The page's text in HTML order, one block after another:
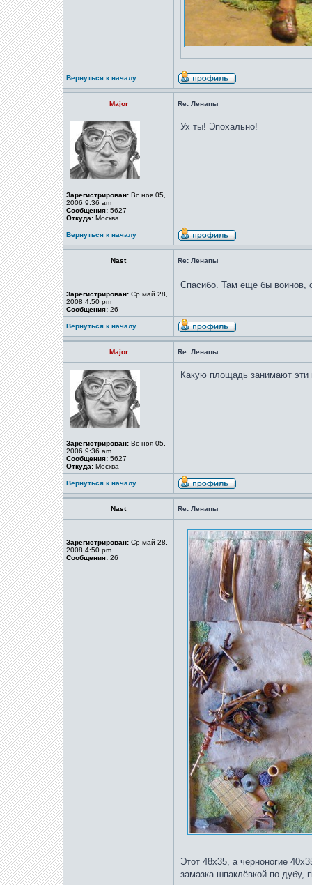
Вернуться к началу
Major Re: Ленапы
Зарегистрирован: Вс ноя 05,
2006 9:36 am
Сообщения: 5627
Откуда: Москва
Ух ты! Эпохально!
Вернуться к началу
Nast Re: Ленапы
Зарегистрирован: Ср май 28,
2008 4:50 pm
Сообщения: 26
Спасибо. Там еще бы воинов,
Вернуться к началу
Major Re: Ленапы
Зарегистрирован: Вс ноя 05,
2006 9:36 am
Сообщения: 5627
Откуда: Москва
Какую площадь занимают эти
Вернуться к началу
Nast Re: Ленапы
Зарегистрирован: Ср май 28,
2008 4:50 pm
Сообщения: 26
Этот 48х35, а черноногие
замазка шпаклёвкой по дубу,